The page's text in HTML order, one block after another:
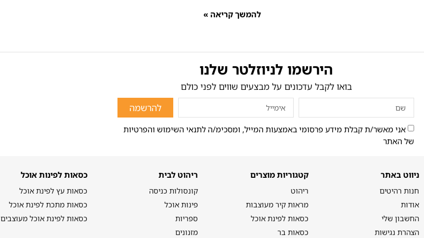
להמשך קריאה »
הירשמו לניוזלטר שלנו
בואו לקבל עדכונים על מבצעים שווים לפני כולם
אני מאשר/ת קבלת מידע פרסומי באמצעות המייל, ומסכימ/ה לתנאי השימוש והפרטיות
של האתר
להרשמה
ניווט באתר
חנות רהיטים
אודות
החשבון שלי
הצהרת נגישות
קטגוריות מוצרים
ריהוט
מראות קיר מעוצבות
כסאות לפינת אוכל
כסאות בר
ריהוט לבית
קונסולות כניסה
פינות אוכל
ספריות
מזנונים
כסאות לפינות אוכל
כסאות עץ לפינת אוכל
כסאות מתכת לפינת אוכל
כסאות לפינת אוכל מעוצבים